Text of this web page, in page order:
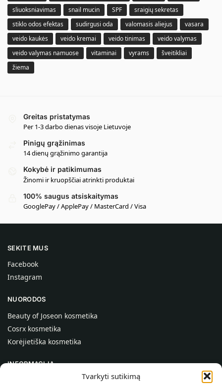
Tvarkyti sutikimą
sliuoksniavimas
snail mucin SPF
sraigių sekretas
stiklo odos efektas
sudirgusi oda valomasis aliejus
vasara
veido kaukės
veido kremai veido tinimas
veido valymas
veido valymas namuose
vitaminai vyrams
šveitikliai
žiema
Greitas pristatymas
Per 1-3 darbo dienas visoje Lietuvoje
Pinigų grąžinimas
14 dienų grąžinimo garantija
Kokybė ir patikimumas
Žinomi ir kruopščiai atrinkti produktai
100% saugus atsiskaitymas
GooglePay / ApplePay / MasterCard / Visa
SEKITE MUS
Facebook
Instagram
NUORODOS
Beauty of Joseon kosmetika
Cosrx kosmetika
Korėjietiška kosmetika
INFORMACIJA